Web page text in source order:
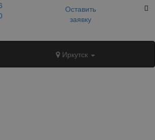
Оставить
заявку
Иркутск